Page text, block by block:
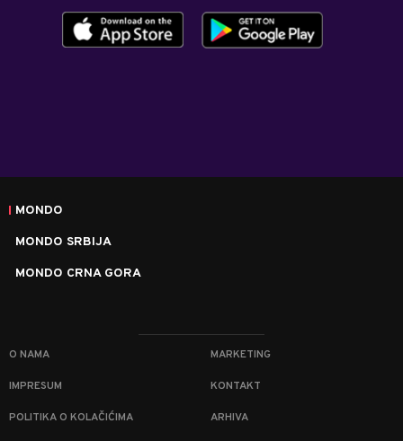
MONDO
MONDO SRBIJA
MONDO CRNA GORA
O NAMA MARKETING
IMPRESUM KONTAKT
POLITIKA O KOLAČIĆIMA ARHIVA